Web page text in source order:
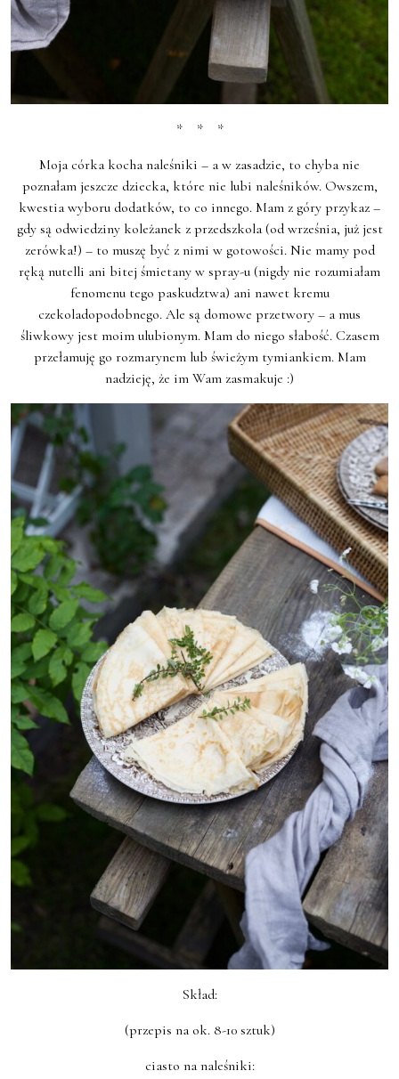
* * *
Moja córka kocha naleśniki – a w zasadzie, to chyba nie
poznałam jeszcze dziecka, które nie lubi naleśników. Owszem,
kwestia wyboru dodatków, to co innego. Mam z góry przykaz –
gdy są odwiedziny koleżanek z przedszkola (od września, już jest
zerówka!) – to muszę być z nimi w gotowości. Nie mamy pod
ręką nutelli ani bitej śmietany w spray-u (nigdy nie rozumiałam
fenomenu tego paskudztwa) ani nawet kremu
czekoladopodobnego. Ale są domowe przetwory – a mus
śliwkowy jest moim ulubionym. Mam do niego słabość. Czasem
przełamuję go rozmarynem lub świeżym tymiankiem. Mam
nadzieję, że im Wam zasmakuje :)
Skład:
(przepis na ok. 8-10 sztuk)
ciasto na naleśniki: